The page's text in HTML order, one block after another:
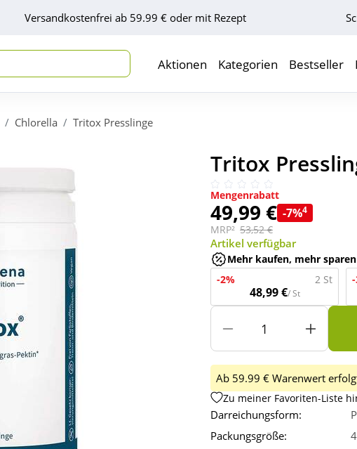
Versandkostenfrei ab 59.99 € oder mit Rezept
Aktionen Kategorien Bestseller
Chlorella Tritox Presslinge
Tritox
Mengenrabatt
49,99 € -7%4
MRP² 53,52 €
Artikel verfügbar
Mehr kaufen, mehr sparen
-2%
2 St
48,99 €/ St
Ab 59.99 € Warenwert
Zu meiner Favoriten-Liste
Darreichungsform:
Packungsgröße: